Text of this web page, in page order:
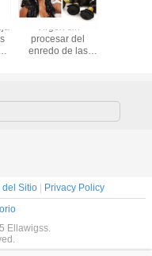
Virgen sin
procesar del
enredo de las
rizado
negro el
del Sitio | Privacy Policy
Ellawigss.